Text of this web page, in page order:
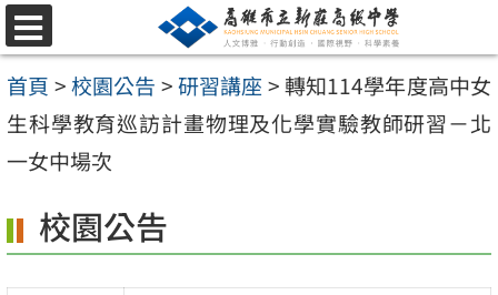
跳
至
主
要
內
區
選
單
首頁 >校園公告 >研習講座 >轉知114學年度高中女
生科學教育巡訪計畫物理及化學實驗教師研習－北
一女中場次
校園公告